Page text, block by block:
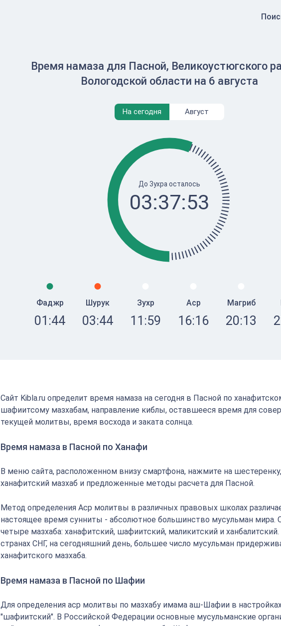
Время намаза для Пасной, Великоустюгского
Вологодской области на 6 августа
На сегодня Август
До Зухра осталось
03:37:53
Фаджр
01:44
Шурук
03:44
Зухр
11:59
Аср
16:16
Магриб
20:13
Сайт Kibla.ru определит время намаза на сегодня в Пасной по
шафиитсому мазхабам, направление киблы, оставшееся время для
текущей молитвы, время восхода и заката солнца.
Время намаза в Пасной по Ханафи
В меню сайта, расположенном внизу смартфона, нажмите на
ханафитский мазхаб и предложенные методы расчета для Пасной.
Метод определения Аср молитвы в различных правовых школах
настоящее время сунниты - абсолютное большинство мусульман мира.
четыре мазхаба: ханафитский, шафиитский, маликитский и
странах СНГ, на сегодняшний день, большее число мусульман
ханафитского мазхаба.
Время намаза в Пасной по Шафии
Для определения аср молитвы по мазхабу имама аш-Шафии в
"шафиитский". В Российской Федерации основные мусульманские